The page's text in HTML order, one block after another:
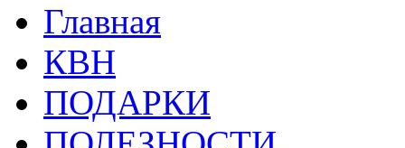
Главная
КВН
ПОДАРКИ